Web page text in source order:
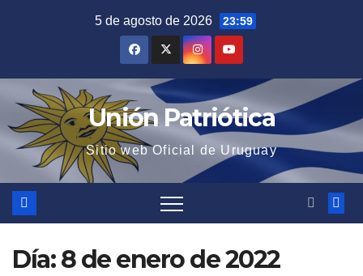
5 de agosto de 2026 23:59
Unión Patriótica
Sitio web Oficial de Uruguay
Día:8 de enero de 2022